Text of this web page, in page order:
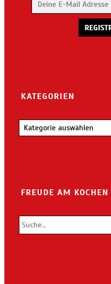
KATEGORIEN
Kategorien
FREUDE AM KOCHEN